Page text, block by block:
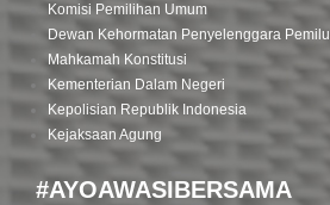
Komisi Pemilihan Umum
Dewan Kehormatan Penyelenggara Pemilu
Mahkamah Konstitusi
Kementerian Dalam Negeri
Kepolisian Republik Indonesia
Kejaksaan Agung
#AYOAWASIBERSAMA